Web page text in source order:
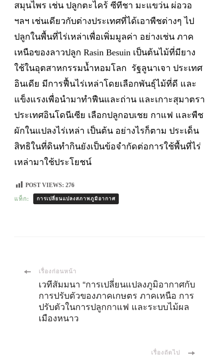
สมุนไพร เช่น ปลูกตะไคร้ ซีทีชา มะแขว่น ผ่อวอ
ฯลฯ เช่นเดียวกับต่างประเทศที่ได้เอาพืชต่างๆ ไป
ปลูกในพื้นที่ไร่เหล่าเพื่อเพิ่มมูลค่า อย่างเช่น ภาค
เหนือของลาวปลูก Rasin Besuin เป็นต้นไม้ที่มียาง
ใช้ในอุตสาหกรรมน้ำหอมโลก รัฐลูนาเจา ประเทศ
อินเดีย มีการฟื้นไร่เหล่าโดยเลือกพันธุ์ไม้ที่ดี และ
แข็งแรงเพื่อนำมาทำฟืนและถ่าน และเกาะสุมาตรา
ประเทศอินโดนีเซีย เลือกปลูกอบเชย กาแฟ และพืช
ผักในแปลงไร่เหล่า เป็นต้น อย่างไรก็ตาม ประเด็น
สิทธิในที่ดินทำกินยังเป็นข้อจำกัดต่อการใช้พื้นที่ไร่
เหล่ามาใช้ประโยชน์
POST VIEWS: 276
แท็ก:
การเปลี่ยนแปลงสภาพภูมิอากาศ
เมนู
ทาง
เรื่องก่อนหน้า
เวทีสัมมนา “การเปลี่ยนแปลงภูมิอากาศกับ
การปรับตัวของภาคเกษตร ภาคเหนือ การ
ปรับตัวในการปลูกกาแฟ และระบบไม้ผล
เมืองหนาว
เรื่องถัดไป